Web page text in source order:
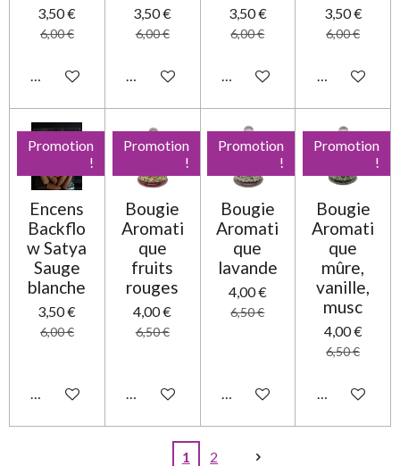
3,50 €
6,00 €
Ajouter au panier
3,50 €
6,00 €
Ajouter au panier
3,50 €
6,00 €
Ajouter au panier
3,50 €
6,00 €
Ajouter au
Promotion
!
Encens
Backflo
w Satya
Sauge
blanche
3,50 €
6,00 €
Ajouter au panier
Promotion
!
Bougie
Aromati
que
fruits
rouges
4,00 €
6,50 €
Ajouter au panier
Promotion
!
Bougie
Aromati
que
lavande
4,00 €
6,50 €
Ajouter au panier
Promotion
!
Bougie
Aromati
que
mûre,
vanille,
musc
4,00 €
6,50 €
Ajouter au
1 2